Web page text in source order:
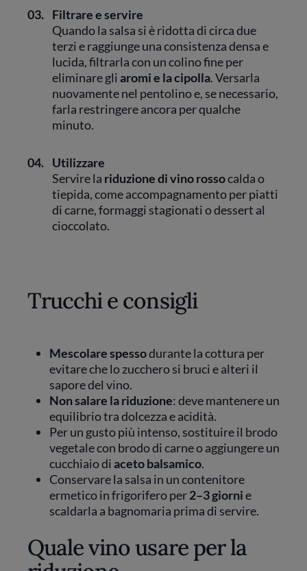
03. Filtrare e servire
Quando la salsa si è ridotta di circa due
terzi e raggiunge una consistenza densa e
lucida, filtrarla con un colino fine per
eliminare gliaromi e la cipolla. Versarla
nuovamente nel pentolino e, se necessario,
farla restringere ancora per qualche
minuto.
04. Utilizzare
Servire la riduzione di vino rossocalda o
tiepida, come accompagnamento per piatti
di carne, formaggi stagionati o dessert al
cioccolato.
Trucchi e consigli
Mescolare spessodurante la cottura per
evitare che lo zucchero si bruci e alteri il
sapore del vino.
Non salare la riduzione: deve mantenere un
equilibrio tra dolcezza e acidità.
Per un gusto più intenso, sostituire il brodo
vegetale con brodo di carne o aggiungere un
cucchiaio diaceto balsamico.
Conservare la salsa in un contenitore
ermetico in frigorifero per2–3 giornie
scaldarla a bagnomaria prima di servire.
Quale vino usare per la